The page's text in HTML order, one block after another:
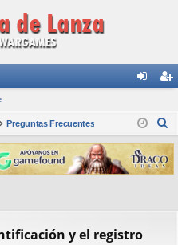
nti
fic
ar
ist
ra
rs
Preguntas Frecuentes
s
c
r
y el registro